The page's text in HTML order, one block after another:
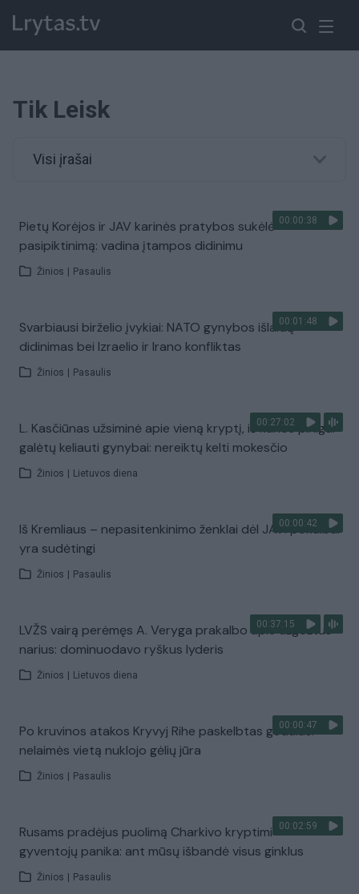
Tik Leisk
Visi įrašai
00:00:38
Pietų Korėjos ir JAV karinės pratybos sukėlė
pasipiktinimą: vadina įtampos didinimu
Žinios Pasaulis
00:01:48
Svarbiausi birželio įvykiai: NATO gynybos išlaidų
didinimas bei Izraelio ir Irano konfliktas
Žinios Pasaulis
00:27:02
L. Kasčiūnas užsiminė apie vieną kryptį, iš kurios pinigai
galėtų keliauti gynybai: nereiktų kelti mokesčio
Žinios Lietuvos diena
00:00:42
Iš Kremliaus – nepasitenkinimo ženklai dėl JAV: pokalbai
yra sudėtingi
Žinios Pasaulis
00:37:15
LVŽS vairą perėmęs A. Veryga prakalbo apie užgožtus
narius: dominuodavo ryškus lyderis
Žinios Lietuvos diena
00:00:47
Po kruvinos atakos Kryvyj Rihe paskelbtas gedulas:
nelaimės vietą nuklojo gėlių jūra
Žinios Pasaulis
00:02:59
Rusams pradėjus puolimą Charkivo kryptimi –
gyventojų panika: ant mūsų išbandė visus ginklus
Žinios Pasaulis